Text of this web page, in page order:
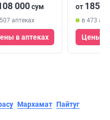
000сум
аптеках
в аптеках
от 185
в 473
Цены в
Мархамат Пайтуг